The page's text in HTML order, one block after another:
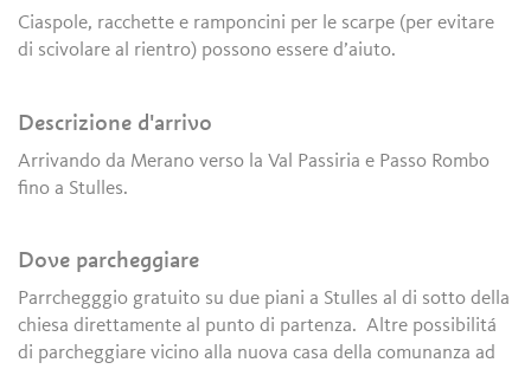
Ciaspole, racchette e ramponcini per le scarpe (per evitare
di scivolare al rientro) possono essere d’aiuto.
Descrizione d'arrivo
Arrivando da Merano verso la Val Passiria e Passo Rombo
fino a Stulles.
Dove parcheggiare
Parrchegggio gratuito su due piani a Stulles al di sotto della
chiesa direttamente al punto di partenza. Altre possibilitá
di parcheggiare vicino alla nuova casa della comunanza ad